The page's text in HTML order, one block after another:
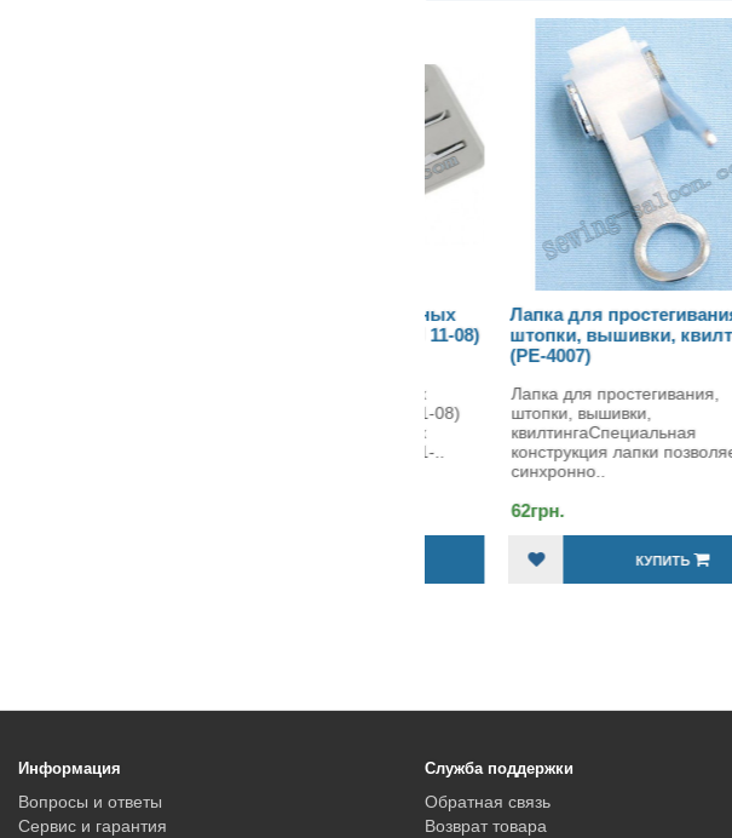
Лапка для простегивания,
штопки, вышивки, квилтинга
(PE-4007)
Лапка для простегивания,
штопки, вышивки,
квилтингаСпециальная
конструкция лапки позволяет
синхронно..
Информация
Вопросы и ответы
Сервис и гарантия
Служба поддержки
Обратная связь
Возврат товара